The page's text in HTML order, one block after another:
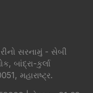
સરનામું - સેબી
બાંદ્રા-કુર્લા
મહારાષ્ટ્ર.